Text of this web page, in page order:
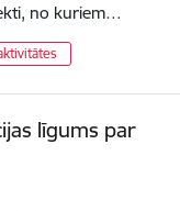
no kuriem…
līgums par